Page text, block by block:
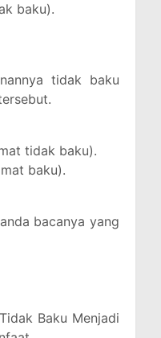
baku).
tidak baku
tidak baku).
baku).
bacanya yang
Baku Menjadi